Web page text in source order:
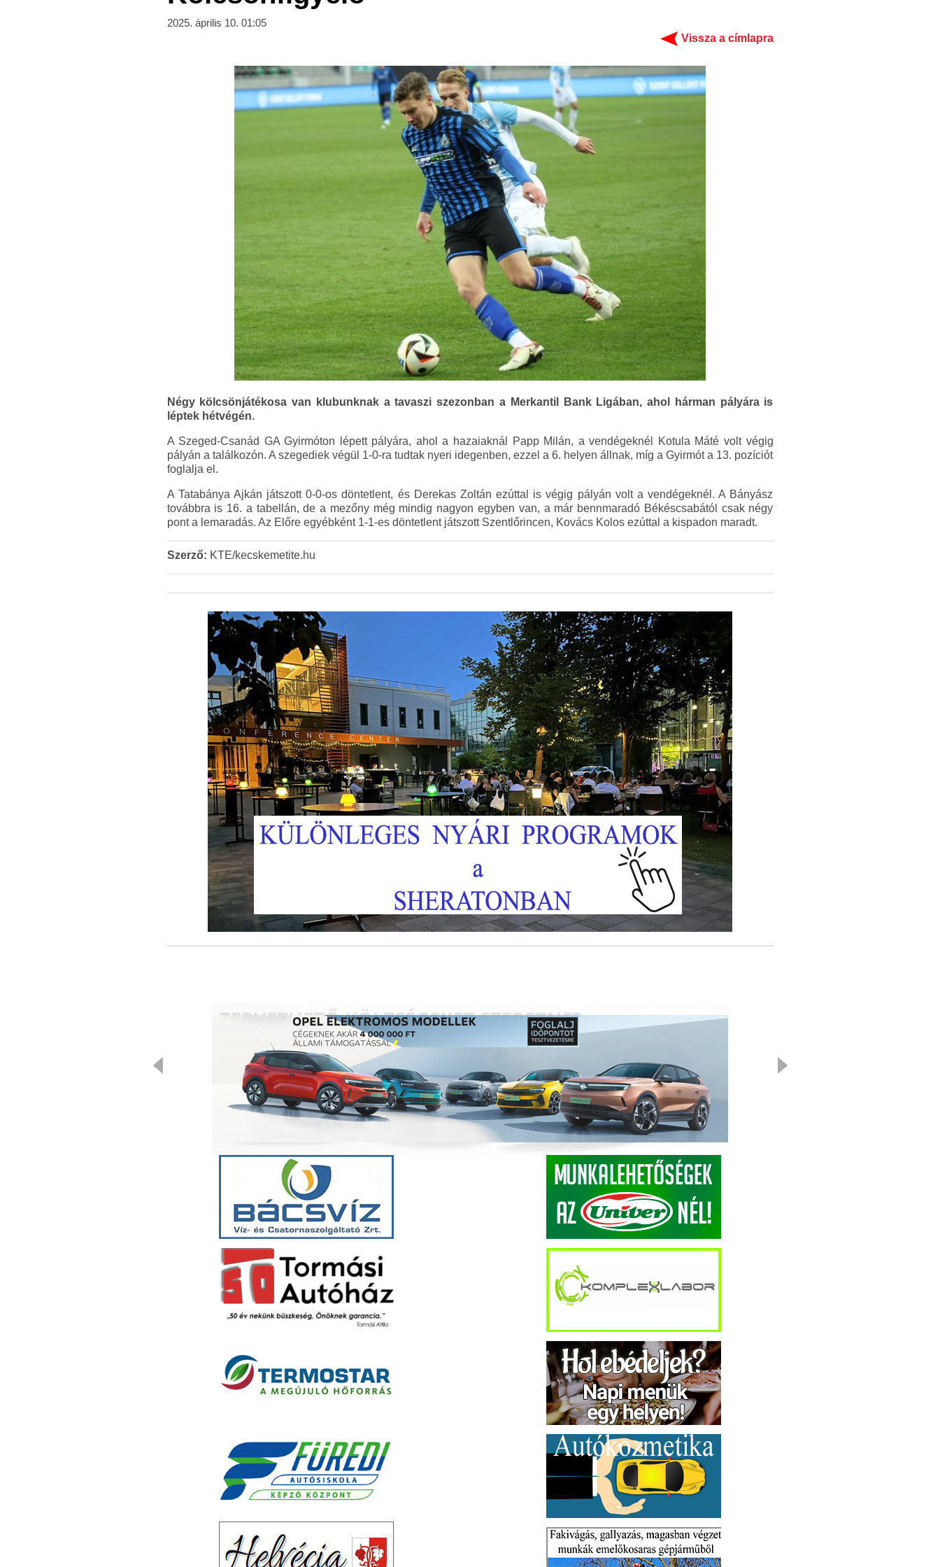
2025. április 10. 01:05
Vissza a címlapra
Négy kölcsönjátékosa van klubunknak a tavaszi szezonban a Merkantil Bank Ligában, ahol hárman pályára is
léptek hétvégén.
A Szeged-Csanád GA Gyirmóton lépett pályára, ahol a hazaiaknál Papp Milán, a vendégeknél Kotula Máté volt végig
pályán a találkozón. A szegediek végül 1-0-ra tudtak nyeri idegenben, ezzel a 6. helyen állnak, míg a Gyirmót a 13. pozíciót
foglalja el.
A Tatabánya Ajkán játszott 0-0-os döntetlent, és Derekas Zoltán ezúttal is végig pályán volt a vendégeknél. A Bányász
továbbra is 16. a tabellán, de a mezőny még mindig nagyon egyben van, a már bennmaradó Békéscsabától csak négy
pont a lemaradás. Az Előre egyébként 1-1-es döntetlent játszott Szentlőrincen, Kovács Kolos ezúttal a kispadon maradt.
Szerző: KTE/kecskemetite.hu